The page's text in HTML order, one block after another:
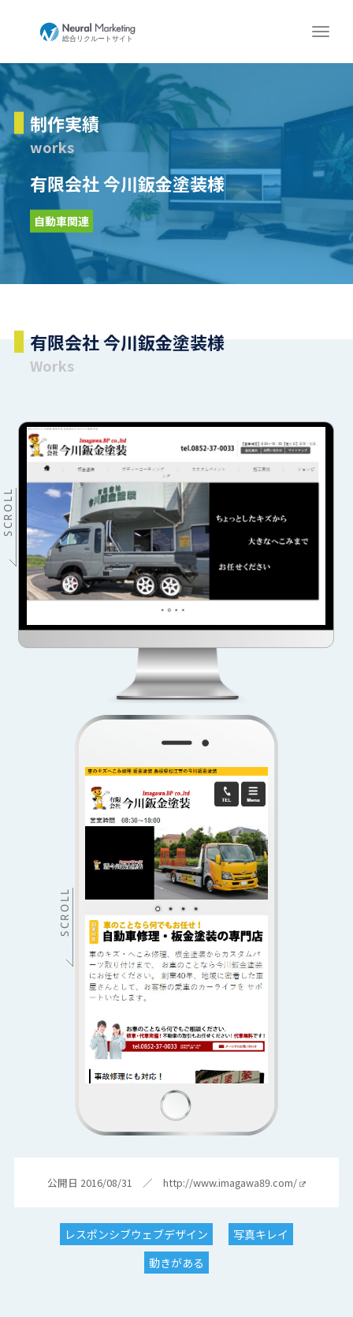
制作実績
works
有限会社 今川鈑金塗装様
自動車関連
有限会社 今川鈑金塗装様
Works
公開日 2016/08/31 ／ http://www.imagawa89.com/
レスポンシブウェブデザイン
写真キレイ
動きがある